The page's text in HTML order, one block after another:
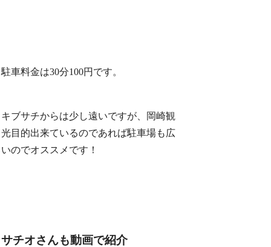
駐車料金は30分100円です。
キブサチからは少し遠いですが、岡崎観
光目的出来ているのであれば駐車場も広
いのでオススメです！
サチオさんも動画で紹介